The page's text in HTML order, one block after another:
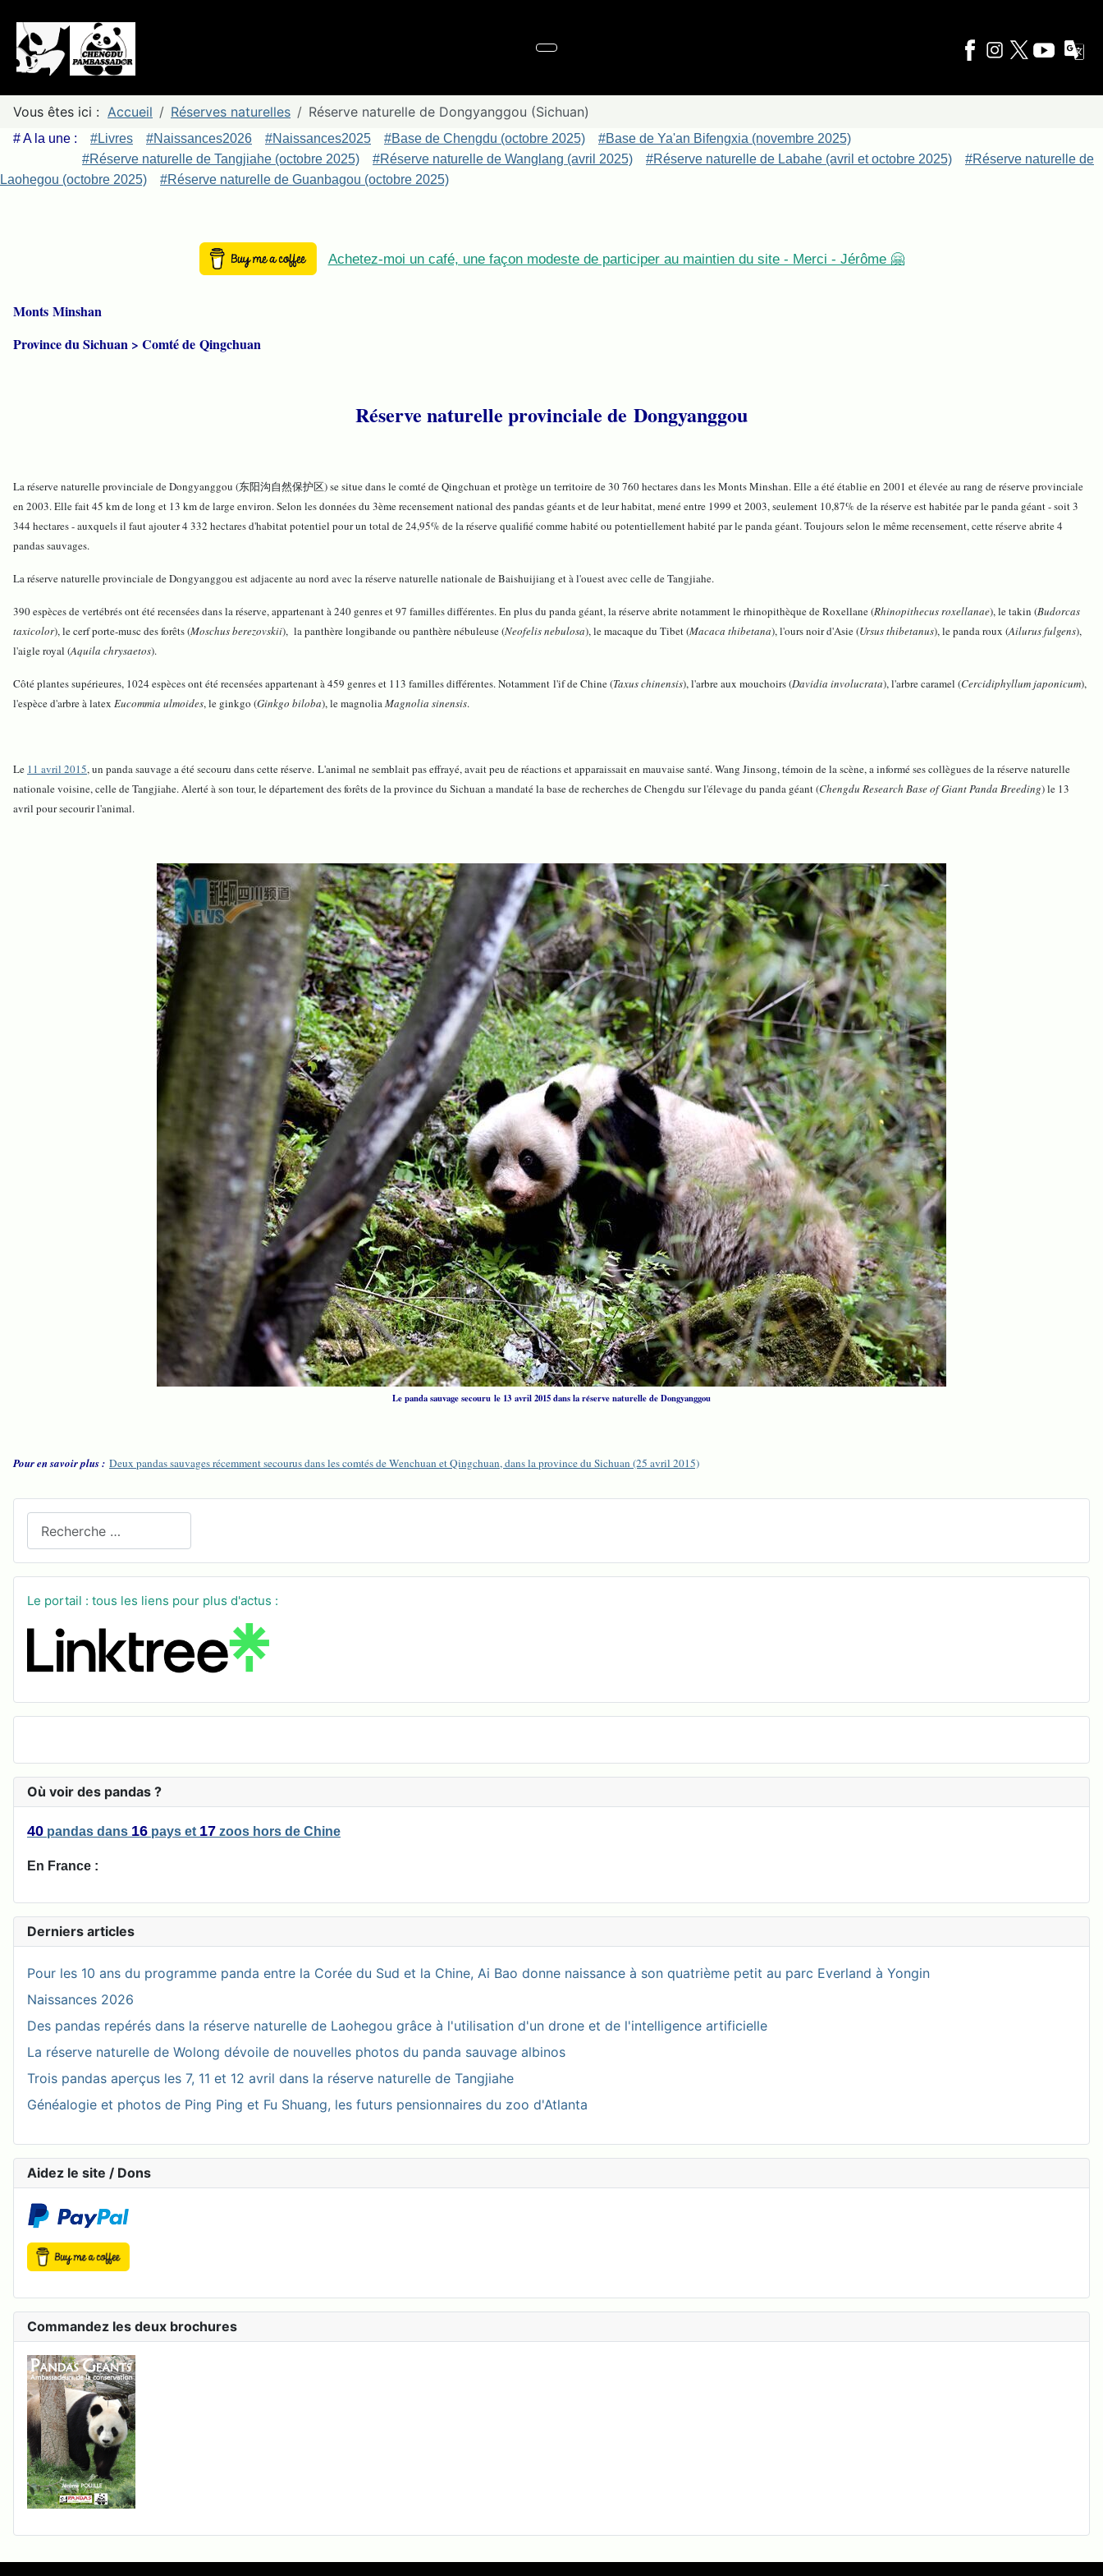
Vous êtes ici : Accueil Réserves naturelles Réserve naturelle de Dongyanggou (Sichuan)
# A la une : #Livres #Naissances2026 #Naissances2025 #Base de Chengdu (octobre 2025)
#Base de Ya'an Bifengxia (novembre 2025)
#Réserve naturelle de Tangjiahe (octobre 2025)
#Réserve naturelle de Wanglang (avril 2025) #Réserve naturelle de Labahe (avril et octobre 2025)
#Réserve naturelle de
Laohegou (octobre 2025)
#Réserve naturelle de Guanbagou (octobre 2025)
Le portail : tous les liens pour plus d'actus :
Où voir des pandas ?
40 pandas dans 16 pays et 17 zoos hors de Chine
En France :
Derniers articles
Pour les 10 ans du programme panda entre la Corée du Sud et la Chine, Ai Bao donne naissance à son quatrième petit au parc Everland à Yongin
Naissances 2026
Des pandas repérés dans la réserve naturelle de Laohegou grâce à l'utilisation d'un drone et de l'intelligence artificielle
La réserve naturelle de Wolong dévoile de nouvelles photos du panda sauvage albinos
Trois pandas aperçus les 7, 11 et 12 avril dans la réserve naturelle de Tangjiahe
Généalogie et photos de Ping Ping et Fu Shuang, les futurs pensionnaires du zoo d'Atlanta
Aidez le site / Dons
Commandez les deux brochures
Achetez-moi un café, une façon modeste de participer au maintien du site - Merci - Jérôme 🤗
Monts Minshan
Province du Sichuan > Comté de Qingchuan
Réserve naturelle provinciale de Dongyanggou
La réserve naturelle provinciale de Dongyanggou (东阳沟自然保护区) se situe dans le comté de Qingchuan et protège un territoire de 30 760 hectares dans les Monts Minshan. Elle a été établie en 2001 et élevée au rang de réserve provinciale
en 2003. Elle fait 45 km de long et 13 km de large environ. Selon les données du 3ème recensement national des pandas géants et de leur habitat, mené entre 1999 et 2003, seulement 10,87% de la réserve est habitée par le panda géant - soit 3
344 hectares - auxquels il faut ajouter 4 332 hectares d'habitat potentiel pour un total de 24,95% de la réserve qualifié comme habité ou potentiellement habité par le panda géant. Toujours selon le même recensement, cette réserve abrite 4
pandas sauvages.
La réserve naturelle provinciale de Dongyanggou est adjacente au nord avec la réserve naturelle nationale de Baishuijiang et à l'ouest avec celle de Tangjiahe.
390 espèces de vertébrés ont été recensées dans la réserve, appartenant à 240 genres et 97 familles différentes. En plus du panda géant, la réserve abrite notamment le rhinopithèque de Roxellane (Rhinopithecus roxellanae), le takin (Budorcas
taxicolor), le cerf porte-musc des forêts (Moschus berezovskii), la panthère longibande ou panthère nébuleuse (Neofelis nebulosa), le macaque du Tibet (Macaca thibetana), l'ours noir d'Asie (Ursus thibetanus), le panda roux (Ailurus fulgens),
l'aigle royal (Aquila chrysaetos).
Côté plantes supérieures, 1024 espèces ont été recensées appartenant à 459 genres et 113 familles différentes. Notamment l'if de Chine (Taxus chinensis), l'arbre aux mouchoirs (Davidia involucrata), l'arbre caramel (Cercidiphyllum japonicum),
l'espèce d'arbre à latex Eucommia ulmoides, le ginkgo (Ginkgo biloba), le magnoliaMagnolia sinensis.
Le 11 avril 2015, un panda sauvage a été secouru dans cette réserve. L'animal ne semblait pas effrayé, avait peu de réactions et apparaissait en mauvaise santé. Wang Jinsong, témoin de la scène, a informé ses collègues de la réserve naturelle
nationale voisine, celle de Tangjiahe. Alerté à son tour, le département des forêts de la province du Sichuan a mandaté la base de recherches de Chengdu sur l'élevage du panda géant (Chengdu Research Base of Giant Panda Breeding) le 13
avril pour secourir l'animal.
Le panda sauvage secouru le 13 avril 2015 dans la réserve naturelle de Dongyanggou
Pour en savoir plus : Deux pandas sauvages récemment secourus dans les comtés de Wenchuan et Qingchuan, dans la province du Sichuan (25 avril 2015)